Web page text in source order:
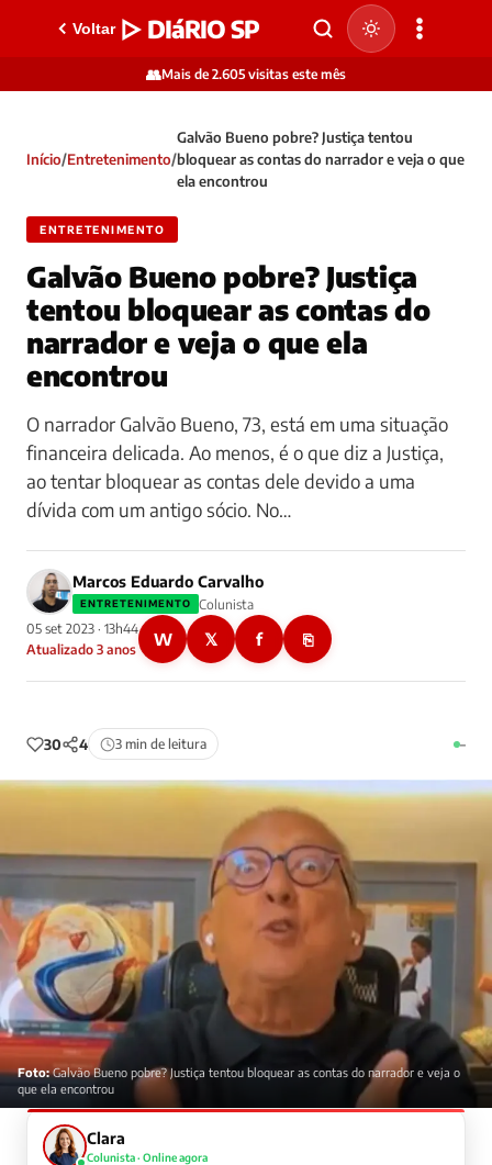
Voltar ▷ DIáRIO SP
👥Mais de 2.605 visitas este mês
Início/Entretenimento/
Galvão Bueno pobre? Justiça tentou
bloquear as contas do narrador e veja o que
ela encontrou
ENTRETENIMENTO
Galvão Bueno pobre? Justiça
tentou bloquear as contas do
narrador e veja o que ela
encontrou
O narrador Galvão Bueno, 73, está em uma situação
financeira delicada. Ao menos, é o que diz a Justiça,
ao tentar bloquear as contas dele devido a uma
dívida com um antigo sócio. No…
Marcos Eduardo Carvalho
ENTRETENIMENTO
Colunista
05 set 2023 · 13h44
Atualizado 3 anos
W 𝕏 f ⎘
30 4 3 min de leitura –
Foto:Galvão Bueno pobre? Justiça tentou bloquear as contas do narrador e veja o
que ela encontrou
Clara
Colunista · Online agora